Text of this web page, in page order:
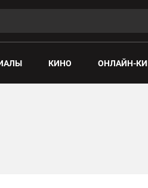
КИНО ОНЛАЙН-